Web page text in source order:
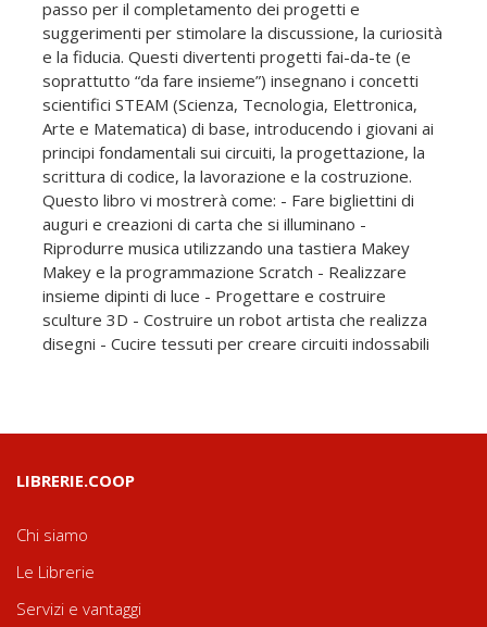
passo per il completamento dei progetti e
suggerimenti per stimolare la discussione, la curiosità
e la fiducia. Questi divertenti progetti fai-da-te (e
soprattutto “da fare insieme”) insegnano i concetti
scientifici STEAM (Scienza, Tecnologia, Elettronica,
Arte e Matematica) di base, introducendo i giovani ai
principi fondamentali sui circuiti, la progettazione, la
scrittura di codice, la lavorazione e la costruzione.
Questo libro vi mostrerà come: - Fare bigliettini di
auguri e creazioni di carta che si illuminano -
Riprodurre musica utilizzando una tastiera Makey
Makey e la programmazione Scratch - Realizzare
insieme dipinti di luce - Progettare e costruire
sculture 3D - Costruire un robot artista che realizza
disegni - Cucire tessuti per creare circuiti indossabili
LIBRERIE.COOP
Chi siamo
Le Librerie
Servizi e vantaggi